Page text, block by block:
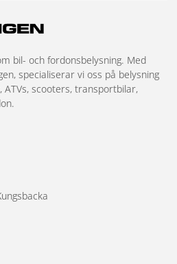
bil- och fordonsbelysning. Med
specialiserar vi oss på belysning
scooters, transportbilar,